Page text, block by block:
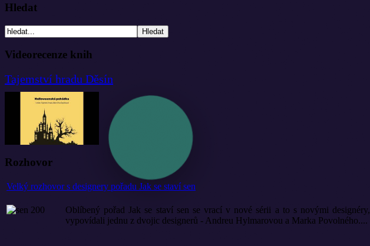
Hledat
Videorecenze knih
Tajemství hradu Děsín
Rozhovor
Velký rozhovor s designery pořadu Jak se staví sen
Oblíbený pořad Jak se staví sen se vrací v nové sérii a to s novými
vypovídali jednu z dvojic designerů - Andreu Hylmarovou a Marka Povolného....